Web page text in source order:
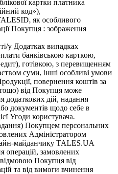
картки платника
код»),
як особливого
Покупця : зображення
у Додатках випадках
банківською карткою,
готівкою, з перевищенням
суми, інші особливі умови
повернення коштів за
від Покупця може
додаткових дій, надання
документів щодо себе в
Угоди користувача.
Покупцем персональних
Адміністратором
майданчику TALES.UA
операцій, замовлених
Покупця від
та від вимоги вчинення